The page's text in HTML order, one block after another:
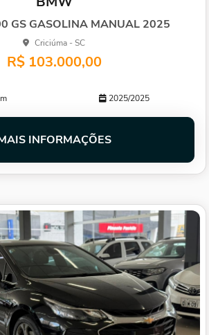
GS GASOLINA MANUAL 2025
Criciúma - SC
R$ 103.000,00
2025/2025
INFORMAÇÕES